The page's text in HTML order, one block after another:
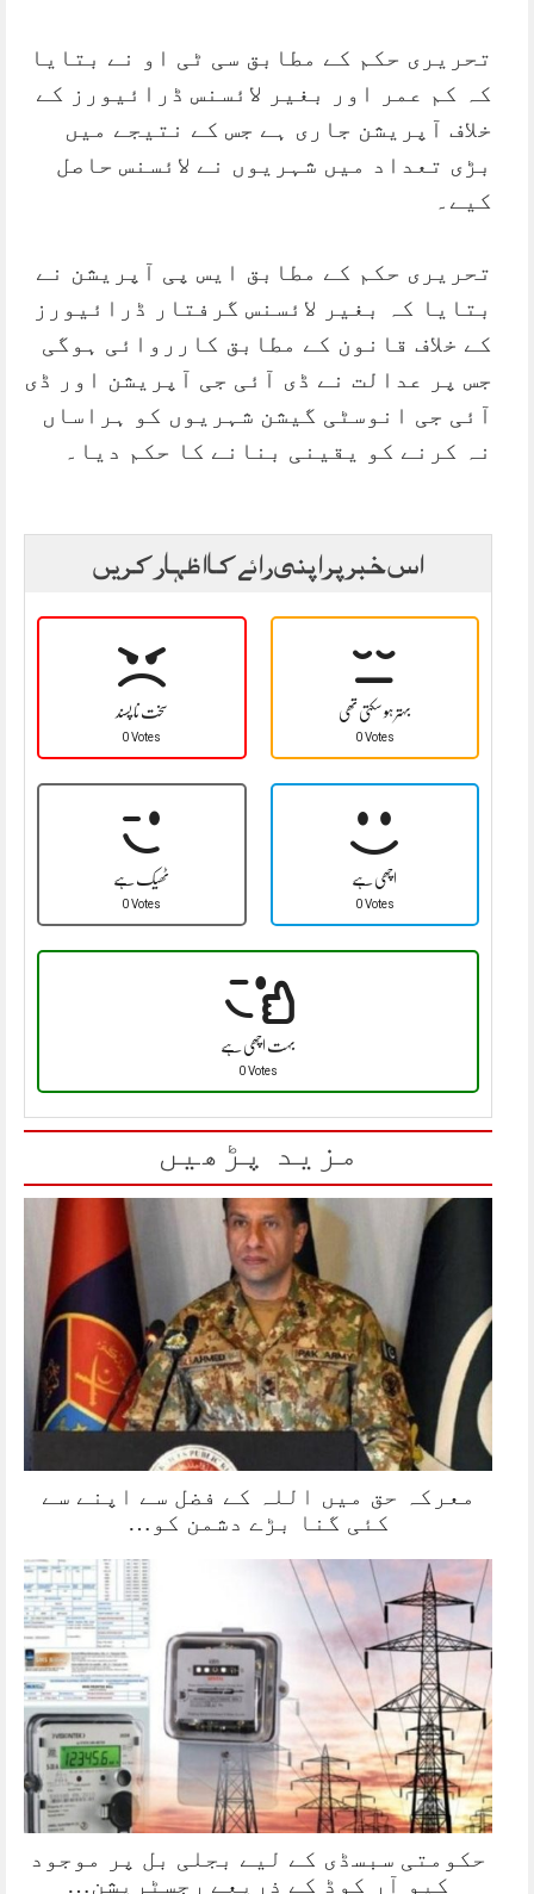
تحریری حکم کے مطابق سی ٹی او نے بتایا
کہ کم عمر اور بغیر لائسنس ڈرائیورز کے
خلاف آپریشن جاری ہے جس کے نتیجے میں
بڑی تعداد میں شہریوں نے لائسنس حاصل
کیے۔
تحریری حکم کے مطابق ایس پی آپریشن نے
بتایا کہ بغیر لائسنس گرفتار ڈرائیورز
کے خلاف قانون کے مطابق کارروائی ہوگی
جس پر عدالت نے ڈی آئی جی آپریشن اور ڈی
آئی جی انوسٹی گیشن شہریوں کو ہراساں
نہ کرنے کو یقینی بنانے کا حکم دیا۔
اس خبر پر اپنی رائے کا اظہار کریں
سخت نا پسند
0 Votes
بہتر ہو سکتی تھی
0 Votes
ٹھیک ہے
0 Votes
اچھی ہے
0 Votes
بہت اچھی ہے
0 Votes
مزید پڑھیں
معرکہ حق میں اللہ کے فضل سے اپنے سے
کئی گنا بڑے دشمن کو…
حکومتی سبسڈی کے لیے بجلی بل پر موجود
کیو آر کوڈ کے ذریعے رجسٹریشن…